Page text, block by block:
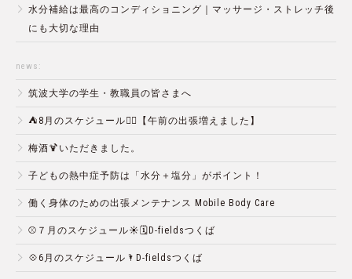
水分補給は最高のコンディショニング｜マッサージ・ストレッチ後
にも大切な理由
news:
筑波大学の学生・教職員の皆さまへ
⛺️8月のスケジュール🏄‍♂️【午前の出張増えました】
梅酒🍹いただきました。
子どもの熱中症予防は「水分＋塩分」がポイント！
働く身体のための出張メンテナンス Mobile Body Care
⚾️７月のスケジュール☀️🗓D-fieldsつくば
💠6月のスケジュール🌂D-fieldsつくば